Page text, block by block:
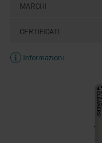
MARCHI
CERTIFICATI
Informazioni